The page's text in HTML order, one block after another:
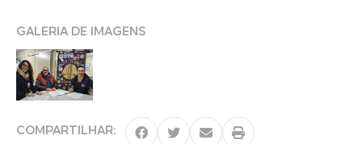
GALERIA DE IMAGENS
COMPARTILHAR: